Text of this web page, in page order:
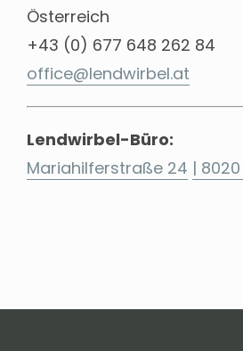
Österreich
+43 (0) 677 648 262 84
office@lendwirbel.at
Lendwirbel-Büro:
Mariahilferstraße 24 |